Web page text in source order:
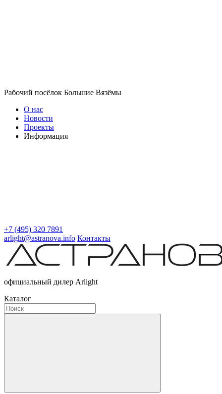
Рабочий посёлок Большие Вязёмы
О нас
Новости
Проекты
Информация
+7 (495) 320 7891
arlight@astranova.info Контакты
официальный дилер Arlight
Каталог